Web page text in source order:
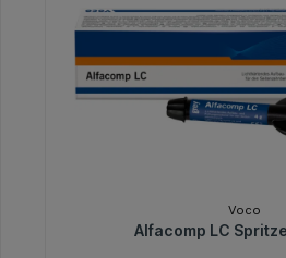
Voco
Alfacomp LC